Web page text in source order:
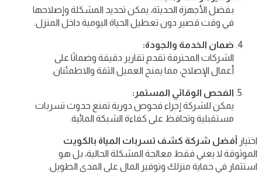
بفضل الأجهزة الحديثة، يمكن تحديد المشكلة وإصلاحها
في وقت قصير دون تعطيل الحياة اليومية داخل المنزل.
ضمان الخدمة والجودة:
الشركات المحترفة تقدم تقارير دقيقة وضمانًا على
أعمال الإصلاح، مما يمنح العميل الثقة والاطمئنان.
الفحص الوقائي المستمر:
يمكن للشركة إجراء فحوص دورية تمنع حدوث تسربات
مستقبلية وتحافظ على كفاءة الشبكة المائية.
اختيار أفضل شركة كشف تسربات المياة بالكويت
الموثوقة لا يعني فقط معالجة المشكلة الحالية، بل هو
استثمار في حماية منزلك وتوفير المال على المدى الطويل.